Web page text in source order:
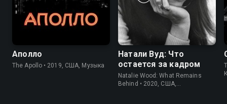
6.6 6.8
Аполло
The Apollo • 2019, США, Музыка
7.6
Натали Вуд: Что
остается за кадром
Natalie Wood: What Remains
Behind • 2020, США,